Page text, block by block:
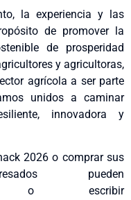
la experiencia y las
de promover la
de prosperidad
y agricultoras,
agrícola a ser parte
unidos a caminar
innovadora y
2026 o comprar sus
pueden
escribir